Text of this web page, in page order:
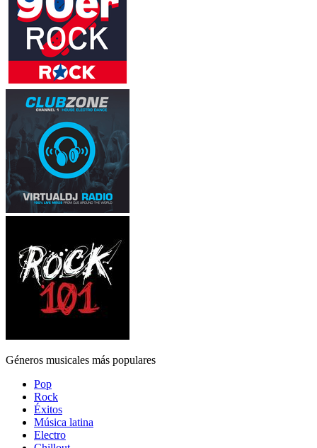
Géneros musicales más populares
Pop
Rock
Éxitos
Música latina
Electro